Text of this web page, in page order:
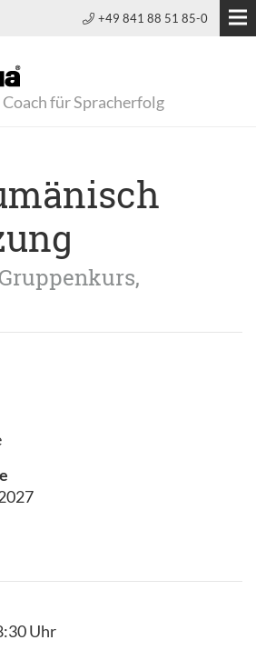
+49 841 88 51 85-0
für Spracherfolg
Uhr